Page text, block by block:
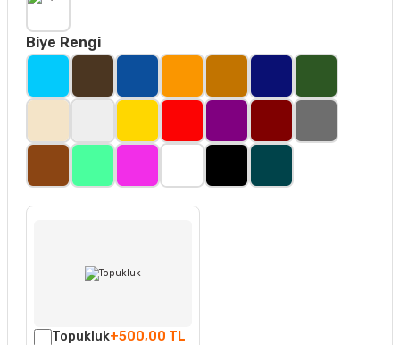
Biye Rengi
Topukluk+500,00 TL